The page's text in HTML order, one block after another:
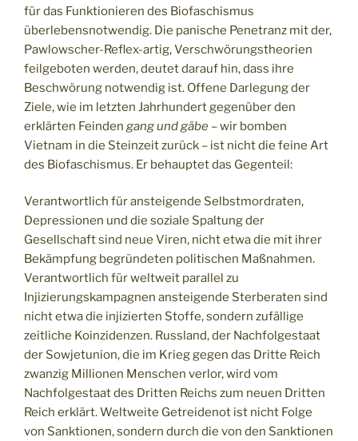
für das Funktionieren des Biofaschismus
überlebensnotwendig. Die panische Penetranz mit der,
Pawlowscher-Reflex-artig, Verschwörungstheorien
feilgeboten werden, deutet darauf hin, dass ihre
Beschwörung notwendig ist. Offene Darlegung der
Ziele, wie im letzten Jahrhundert gegenüber den
erklärten Feinden gang und gäbe – wir bomben
Vietnam in die Steinzeit zurück – ist nicht die feine Art
des Biofaschismus. Er behauptet das Gegenteil:
Verantwortlich für ansteigende Selbstmordraten,
Depressionen und die soziale Spaltung der
Gesellschaft sind neue Viren, nicht etwa die mit ihrer
Bekämpfung begründeten politischen Maßnahmen.
Verantwortlich für weltweit parallel zu
Injizierungskampagnen ansteigende Sterberaten sind
nicht etwa die injizierten Stoffe, sondern zufällige
zeitliche Koinzidenzen. Russland, der Nachfolgestaat
der Sowjetunion, die im Krieg gegen das Dritte Reich
zwanzig Millionen Menschen verlor, wird vom
Nachfolgestaat des Dritten Reichs zum neuen Dritten
Reich erklärt. Weltweite Getreidenot ist nicht Folge
von Sanktionen, sondern durch die von den Sanktionen